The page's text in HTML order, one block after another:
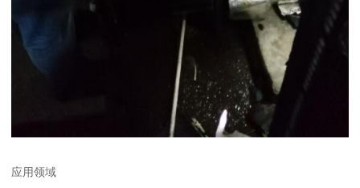
应用领域